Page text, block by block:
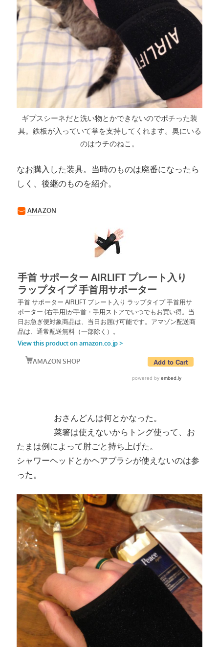
ギプスシーネだと洗い物とかできないのでポチった装
具。鉄板が入っていて掌を支持してくれます。奥にいる
のはウチのねこ。
なお購入した装具。当時のものは廃番になったら
しく、後継のものを紹介。
おさんどんは何とかなった。
菜箸は使えないからトング使って、お
たまは例によって肘ごと持ち上げた。
シャワーヘッドとかヘアブラシが使えないのは参
った。